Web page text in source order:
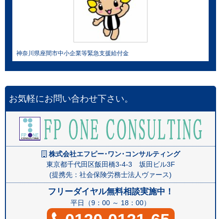
神奈川県座間市中小企業等緊急支援給付金
お気軽にお問い合わせ下さい。
株式会社エフピー･ワン･コンサルティング
東京都千代田区飯田橋3-4-3 坂田ビル3F
(提携先：社会保険労務士法人ヴァース)
フリーダイヤル無料相談実施中！
平日（9：00 ～ 18：00）